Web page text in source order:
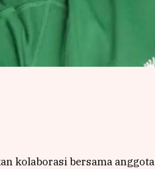
kolaborasi bersama anggota